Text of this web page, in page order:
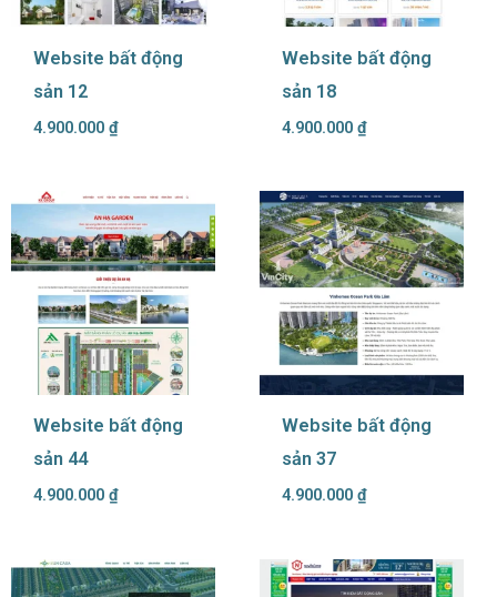
Website bất động
sản 12
4.900.000 ₫
Website bất động
sản 18
4.900.000 ₫
Website bất động
sản 44
4.900.000 ₫
Website bất động
sản 37
4.900.000 ₫